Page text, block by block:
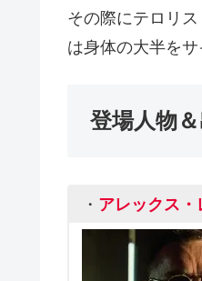
その際にテロリ
は身体の大半をサ
登場人物
・ アレックス・